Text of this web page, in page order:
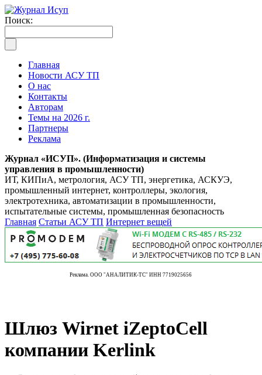
Поиск:
Главная
Новости АСУ ТП
О нас
Контакты
Авторам
Темы на 2026 г.
Партнеры
Реклама
Журнал «ИСУП». (Информатизация и системы
управления в промышленности)
ИТ, КИПиА, метрология, АСУ ТП, энергетика, АСКУЭ,
промышленный интернет, контроллеры, экология,
электротехника, автоматизации в промышленности,
испытательные системы, промышленная безопасность
Главная Статьи АСУ ТП Интернет вещей
Реклама. ООО "АНАЛИТИК-ТС" ИНН 7719025656
Шлюз Wirnet iZeptoCell
компании Kerlink